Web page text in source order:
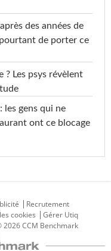
des années de
de porter ce
Les psys révèlent
les gens qui ne
ont ce blocage
Recrutement
cookies
Gérer Utiq
2026 CCM Benchmark